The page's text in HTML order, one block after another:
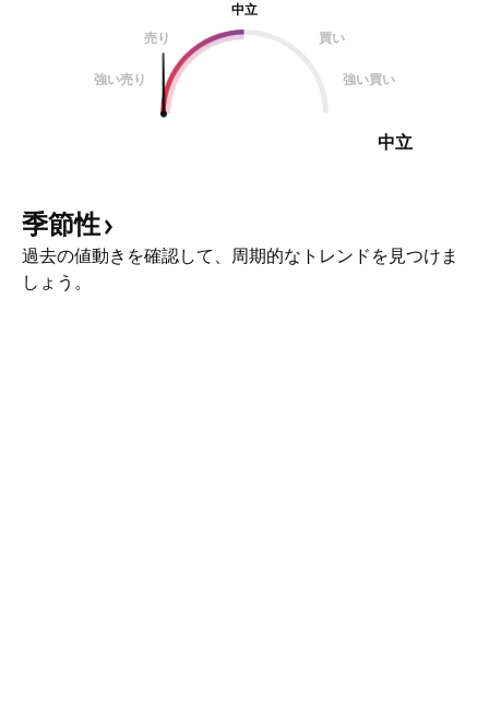
中立
売り
買い
強い売り 強い買い
中立
季節性
過去の値動きを確認して、周期的なトレンドを見つけま
しょう。